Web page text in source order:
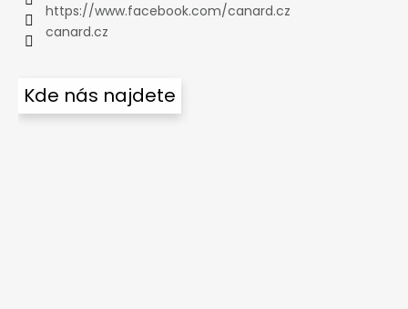
https://www.facebook.com/canard.cz
canard.cz
Kde nás najdete